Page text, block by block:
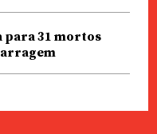
para 31 mortos